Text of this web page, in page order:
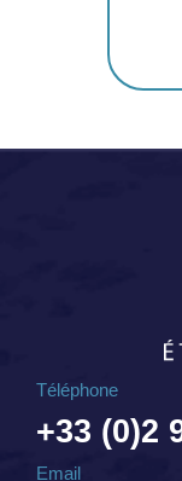
Téléphone
+33 (0)2
Email